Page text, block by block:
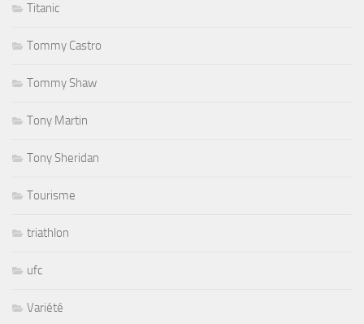
Titanic
Tommy Castro
Tommy Shaw
Tony Martin
Tony Sheridan
Tourisme
triathlon
ufc
Variété